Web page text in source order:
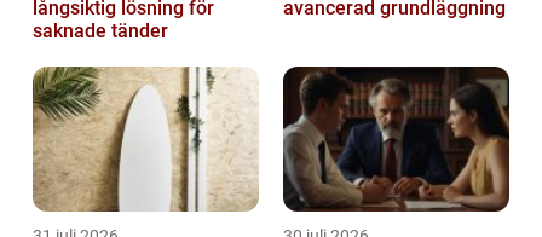
långsiktig lösning för
saknade tänder
avancerad grundläggning